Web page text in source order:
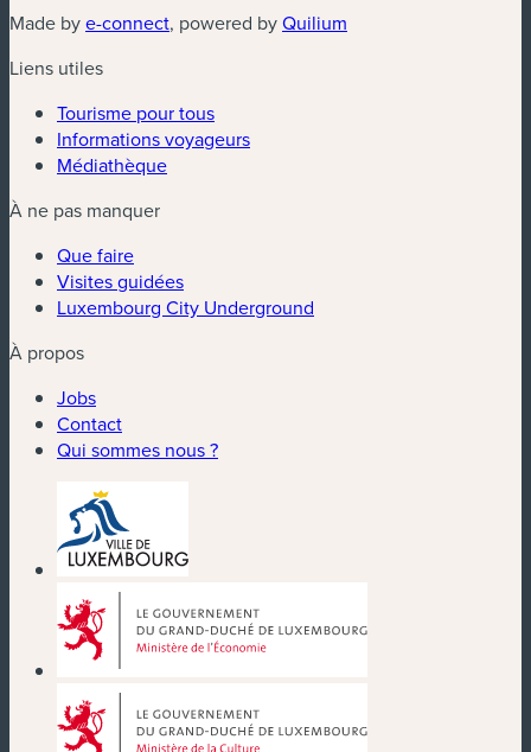
Made bye-connect(nouvelle fenêtre)
, powered byQuilium
Liens utiles
Tourisme pour tous
Informations voyageurs
Médiathèque
À ne pas manquer
Que faire
Visites guidées
Luxembourg City Underground
À propos
Jobs
Contact
Qui sommes nous ?